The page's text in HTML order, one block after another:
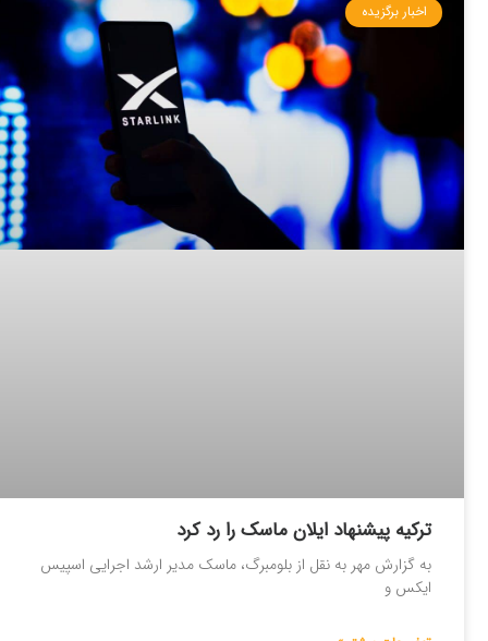
اخبار برگزیده
ترکیه پیشنهاد ایلان ماسک را رد کرد
به گزارش مهر به نقل از بلومبرگ، ماسک مدیر ارشد اجرایی اسپیس
ایکس و